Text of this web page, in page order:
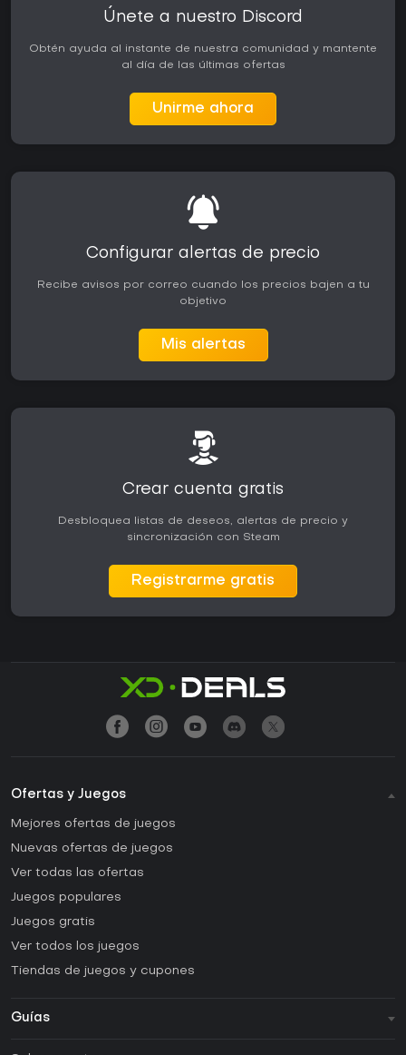
Únete a nuestro Discord
Obtén ayuda al instante de nuestra comunidad y mantente
al día de las últimas ofertas
Unirme ahora
Configurar alertas de precio
Recibe avisos por correo cuando los precios bajen a tu
objetivo
Mis alertas
Crear cuenta gratis
Desbloquea listas de deseos, alertas de precio y
sincronización con Steam
Registrarme gratis
Ofertas y Juegos
Mejores ofertas de juegos
Nuevas ofertas de juegos
Ver todas las ofertas
Juegos populares
Juegos gratis
Ver todos los juegos
Tiendas de juegos y cupones
Guías